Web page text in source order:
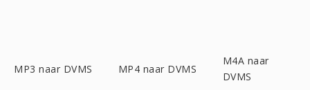
MP3 naar DVMS MP4 naar DVMS
M4A naar
DVMS